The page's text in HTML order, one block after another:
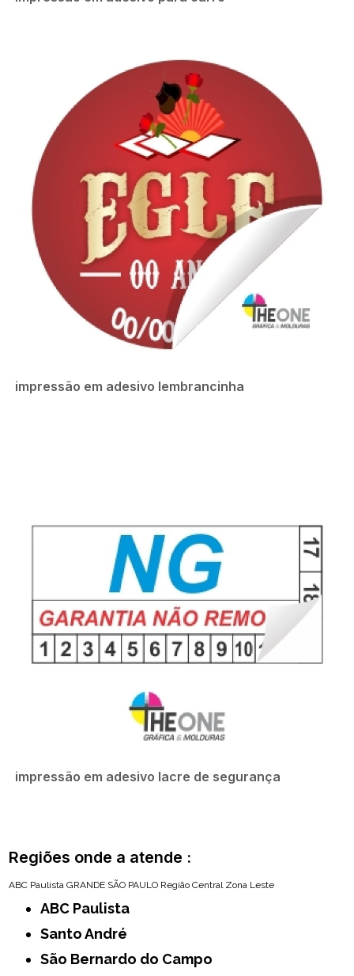
impressão em adesivo lembrancinha
impressão em adesivo lacre de segurança
Regiões onde a atende :
ABC Paulista GRANDE SÃO PAULO Região Central Zona Leste
ABC Paulista
Santo André
São Bernardo do Campo